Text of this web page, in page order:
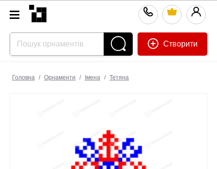
Створити
Головна / Орнаменти / Імена / Тетяна